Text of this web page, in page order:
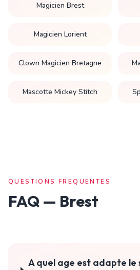
Magicien Brest
Magicien Lorient
Clown Magicien Bretagne
Mascotte Mickey Stitch
QUESTIONS FREQUENTES
FAQ — Brest
A quel age est adapte le